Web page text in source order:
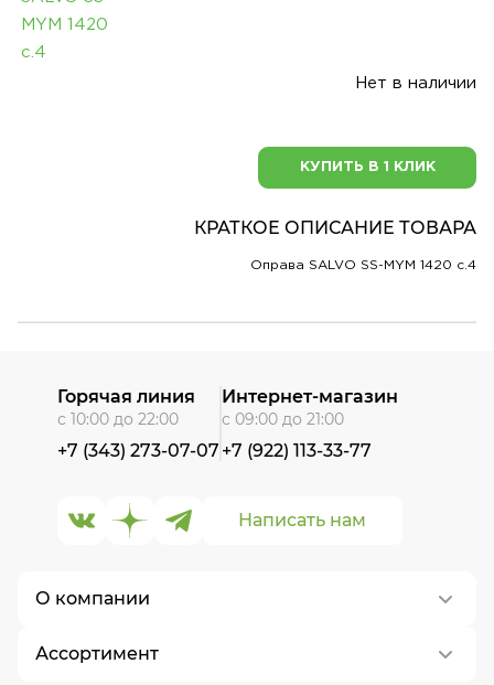
Нет в наличии
КУПИТЬ В 1 КЛИК
КРАТКОЕ ОПИСАНИЕ ТОВАРА
Оправа SALVO SS-MYM 1420 c.4
О компании
О нас
Ассортимент
Написать нам
Горячая линия
с 10:00 до 22:00
+7 (343) 273-07-07
Интернет-магазин
с 09:00 до 21:00
+7 (922) 113-33-77